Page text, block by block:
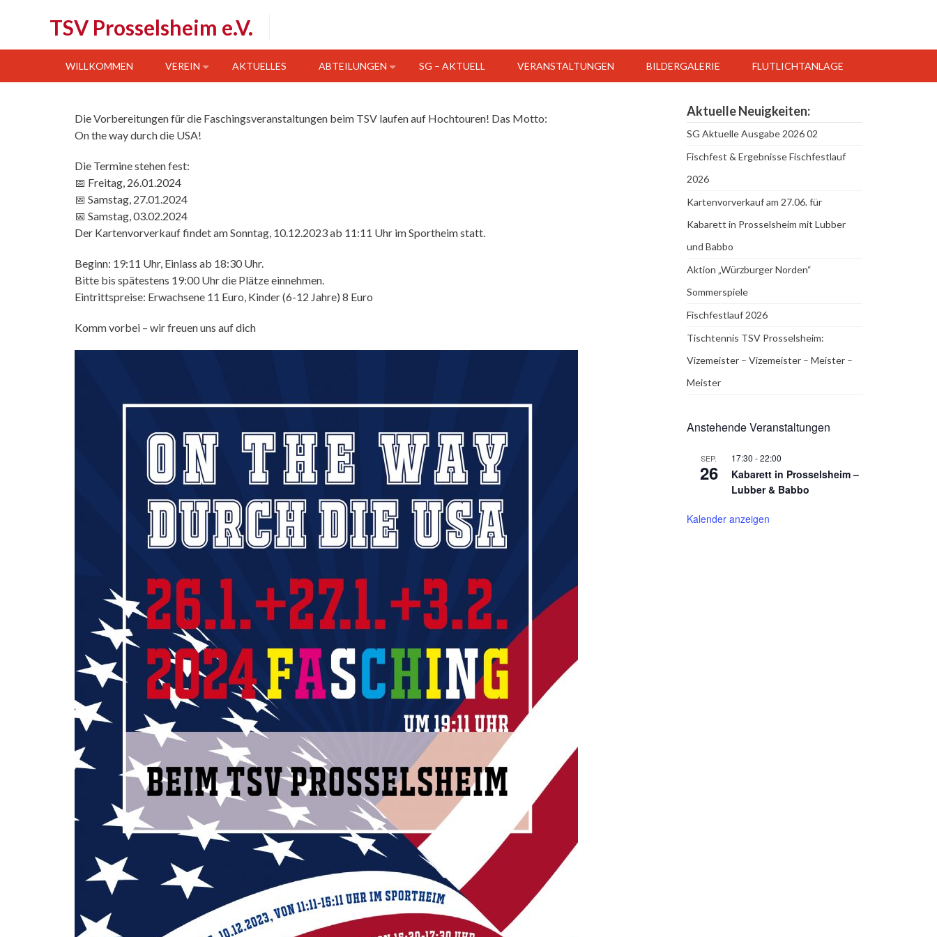
TSV Prosselsheim e.V.
WILLKOMMEN VEREIN AKTUELLES ABTEILUNGEN SG – AKTUELL VERANSTALTUNGEN BILDERGALERIE FLUTLICHTANLAGE
Die Vorbereitungen für die Faschingsveranstaltungen beim TSV laufen auf Hochtouren! Das Motto:
On the way durch die USA!
Die Termine stehen fest:
📅 Freitag, 26.01.2024
📅 Samstag, 27.01.2024
📅 Samstag, 03.02.2024
Der Kartenvorverkauf findet am Sonntag, 10.12.2023 ab 11:11 Uhr im Sportheim statt.
Beginn: 19:11 Uhr, Einlass ab 18:30 Uhr.
Bitte bis spätestens 19:00 Uhr die Plätze einnehmen.
Eintrittspreise: Erwachsene 11 Euro, Kinder (6-12 Jahre) 8 Euro
Komm vorbei – wir freuen uns auf dich
Aktuelle Neuigkeiten:
SG Aktuelle Ausgabe 2026 02
Fischfest & Ergebnisse Fischfestlauf
2026
Kartenvorverkauf am 27.06. für
Kabarett in Prosselsheim mit Lubber
und Babbo
Aktion „Würzburger Norden“
Sommerspiele
Fischfestlauf 2026
Tischtennis TSV Prosselsheim:
Vizemeister – Vizemeister – Meister –
Meister
Anstehende Veranstaltungen
SEP.
26
17:30 -22:00
Kabarett in Prosselsheim –
Lubber & Babbo
Kalender anzeigen